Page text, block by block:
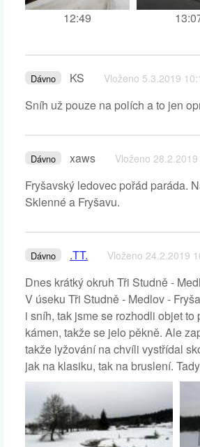
12:49
Dávno KS Vloženo 5.3.2019
Sníh už pouze na polích a to jen
Dávno xaws Vloženo
Fryšavský ledovec pořád paráda.
Sklenné a Fryšavu.
Dávno .TT. Vloženo 24.2.2019
Dnes krátký okruh Tři Studně -
V úseku Tři Studně - Medlov -
i sníh, tak jsme se rozhodli objet
kámen, takže se jelo pěkně. Ale
takže lyžování na chvíli vystřídal
jak na klasiku, tak na bruslení.